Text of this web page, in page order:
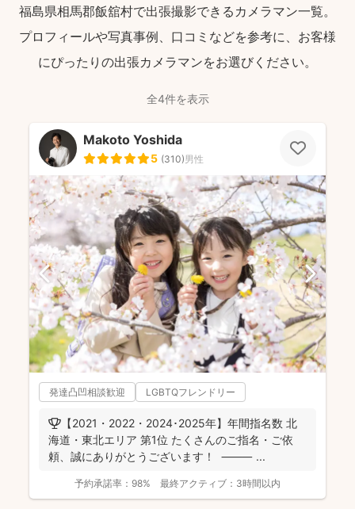
福島県相馬郡飯舘村で出張撮影できるカメラマン一覧。
プロフィールや写真事例、口コミなどを参考に、お客様
にぴったりの出張カメラマンをお選びください。
全4件を表示
Makoto Yoshida
5 (310)男性
発達凸凹相談歓迎 LGBTQフレンドリー
🏆【2021・2022・2024･2025年】年間指名数 北
海道・東北エリア 第1位 たくさんのご指名・ご依
頼、誠にありがとうございます！ ⸻ ...
予約承諾率： 98% 最終アクティブ： 3時間以内